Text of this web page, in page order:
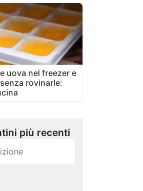
uova nel freezer e
rovinarle: